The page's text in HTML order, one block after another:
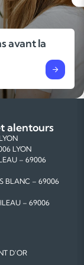
exercices
alentours
LYON
– 69006
BLANC – 69006
– 69006
– 69006 LYON
D'OR